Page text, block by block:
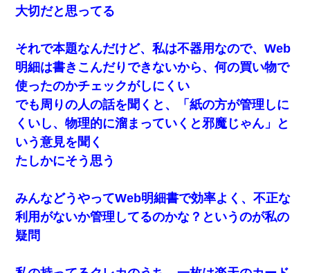
大切だと思ってる
それで本題なんだけど、私は不器用なので、Web
明細は書きこんだりできないから、何の買い物で
使ったのかチェックがしにくい
でも周りの人の話を聞くと、「紙の方が管理しに
くいし、物理的に溜まっていくと邪魔じゃん」と
いう意見を聞く
たしかにそう思う
みんなどうやってWeb明細書で効率よく、不正な
利用がないか管理してるのかな？というのが私の
疑問